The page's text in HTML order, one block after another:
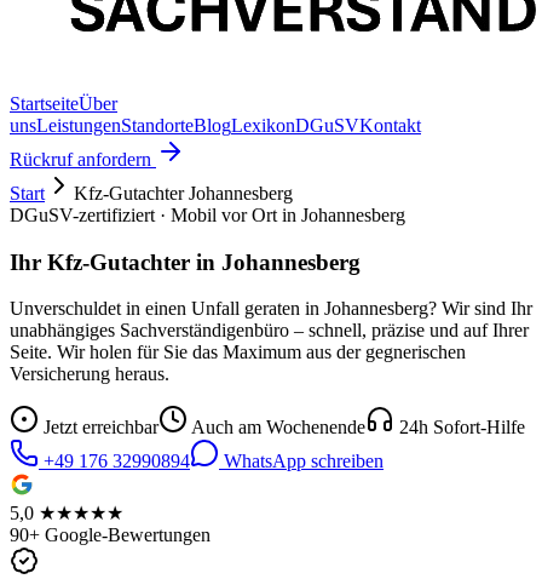
StartseiteÜber
unsLeistungenStandorteBlogLexikonDGuSVKontakt
Rückruf anfordern
Start
Kfz-GutachterJohannesberg
DGuSV-zertifiziert · Mobil vor Ort in Johannesberg
Ihr Kfz-Gutachter in Johannesberg
Unverschuldet in einen Unfall geraten in Johannesberg? Wir sind Ihr
unabhängiges Sachverständigenbüro – schnell, präzise und auf Ihrer
Seite. Wir holen für Sie das Maximum aus der gegnerischen
Versicherung heraus.
Jetzt erreichbar Auch am Wochenende
24h Sofort-Hilfe
+49 176 32990894
WhatsApp schreiben
5,0 ★★★★★
90+ Google-Bewertungen